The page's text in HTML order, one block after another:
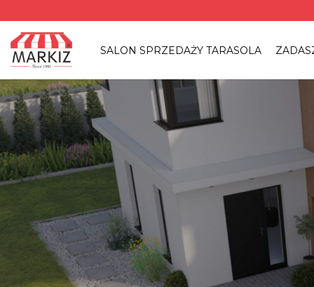
do
zawartości
SALON SPRZEDAŻY TARASOLA